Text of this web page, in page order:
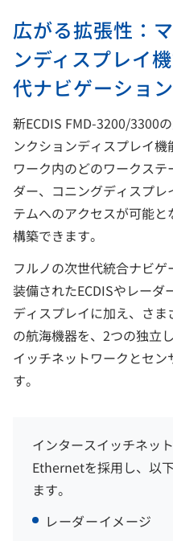
広がる拡張性：
ンディスプレイ
代ナビゲーショ
新ECDIS FMD-3200/3300
ンクションディスプレイ
ワーク内のどのワークス
ダー、コニングディスプ
テムへのアクセスが可能
構築できます。
フルノの次世代統合ナビ
装備されたECDISやレー
ディスプレイに加え、さ
の航海機器を、2つの独立
イッチネットワークとセ
す。
インタースイッチネッ
Ethernetを採用し、以
ます。
レーダーイメージ